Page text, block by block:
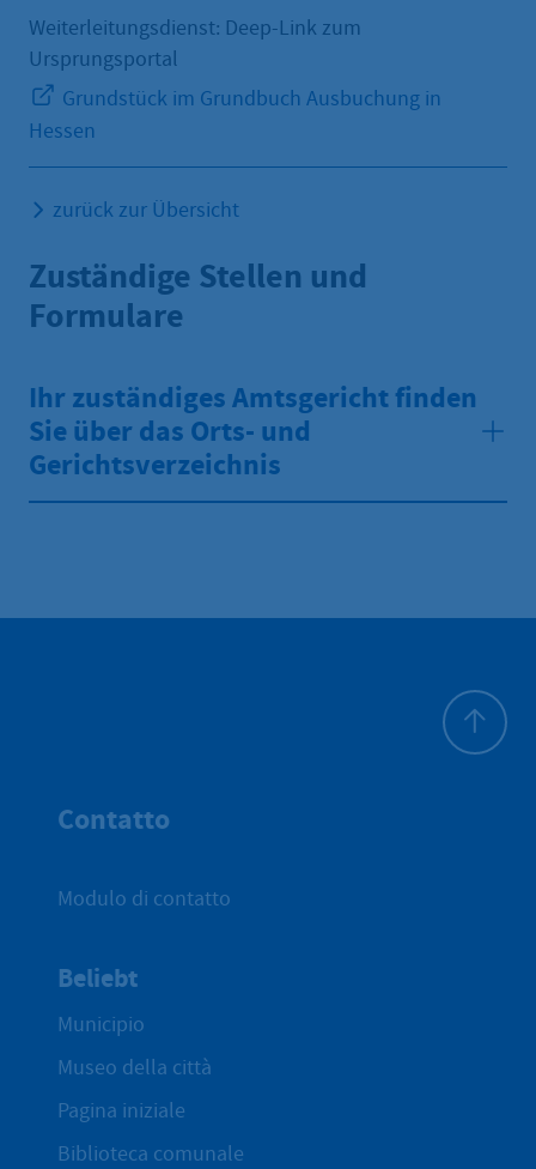
Weiterleitungsdienst: Deep-Link zum
Ursprungsportal
Grundstück im Grundbuch Ausbuchung in
Hessen
zurück zur Übersicht
Zuständige Stellen und
Formulare
Ihr zuständiges Amtsgericht finden
Sie über das Orts- und
Gerichtsverzeichnis
Contatto
Modulo di contatto
Beliebt
Municipio
Museo della città
Pagina iniziale
Biblioteca comunale